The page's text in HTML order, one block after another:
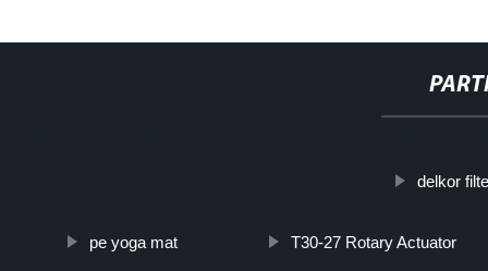
delkor
pe yoga mat T30-27 Rotary Actuator